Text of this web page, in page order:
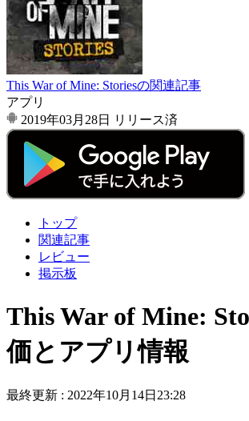
This War of Mine: Storiesの関連記事
アプリ
2019年03月28日
リリース済
トップ
関連記事
レビュー
掲示板
This War of Mine:
価とアプリ情報
最終更新 : 2022年10月14日23:28